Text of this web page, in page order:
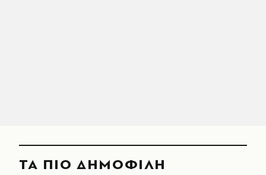
ΤΑ ΠΙΟ ΔΗΜΟΦΙΛΗ